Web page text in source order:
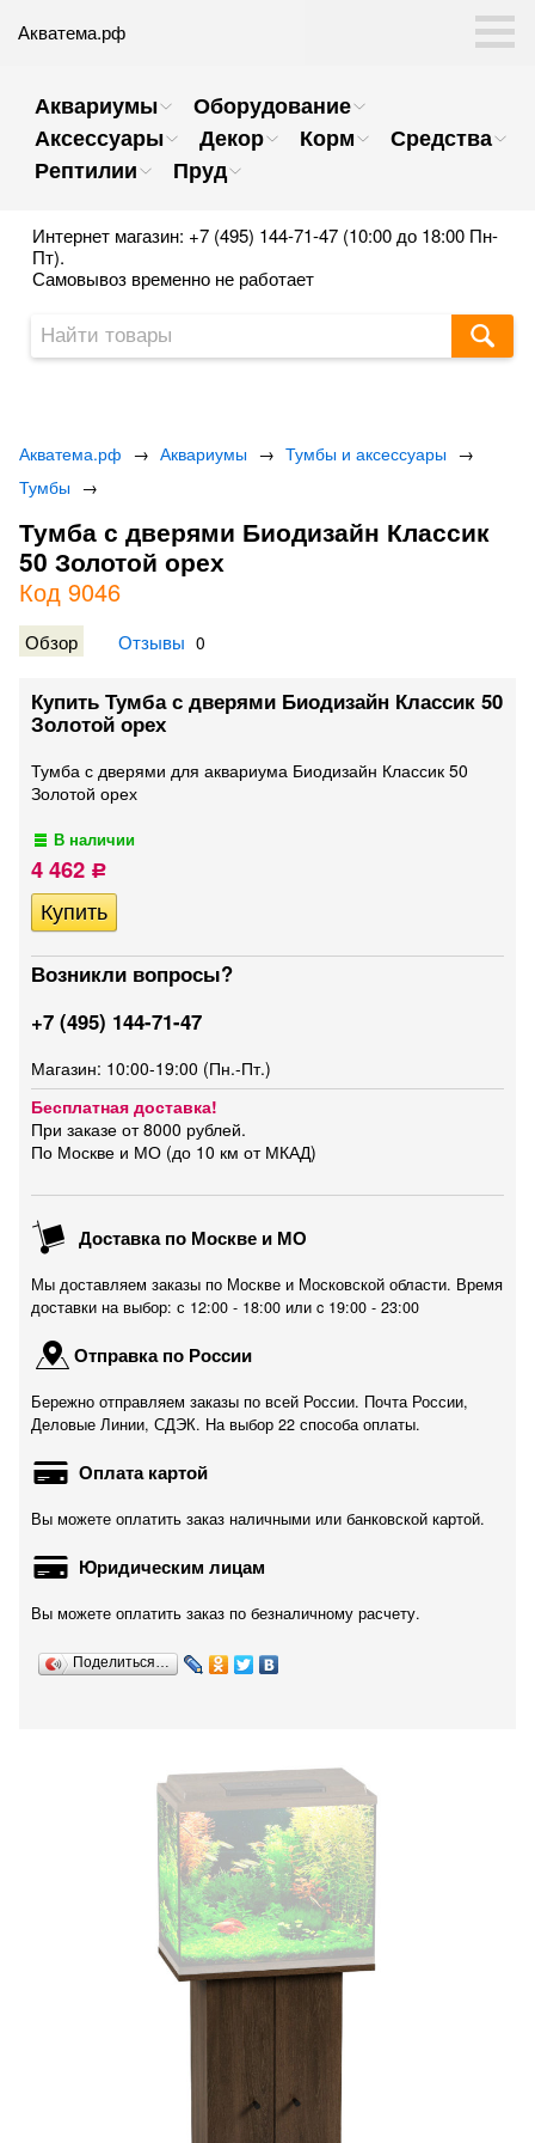
Акватема.рф
Аквариумы
Оборудование
Аксессуары
Декор Корм
Средства
Рептилии
Пруд
Интернет магазин: +7 (495) 144-71-47 (10:00 до 18:00 Пн-
Пт).
Самовывоз временно не работает
Акватема.рф → Аквариумы → Тумбы и аксессуары →
Тумбы →
Тумба с дверями Биодизайн Классик
50 Золотой орех
Код 9046
Обзор Отзывы 0
Купить Тумба с дверями Биодизайн Классик 50
Золотой орех
Тумба с дверями для аквариума Биодизайн Классик 50
Золотой орех
В наличии
4 462 Р
Возникли вопросы?
+7 (495) 144-71-47
Магазин: 10:00-19:00 (Пн.-Пт.)
Бесплатная доставка!
При заказе от 8000 рублей.
По Москве и МО (до 10 км от МКАД)
Доставка по Москве и МО
Мы доставляем заказы по Москве и Московской области. Время
доставки на выбор: с 12:00 - 18:00 или c 19:00 - 23:00
Отправка по России
Бережно отправляем заказы по всей России. Почта России,
Деловые Линии, СДЭК. На выбор 22 способа оплаты.
Оплата картой
Вы можете оплатить заказ наличными или банковской картой.
Юридическим лицам
Вы можете оплатить заказ по безналичному расчету.
Поделиться…